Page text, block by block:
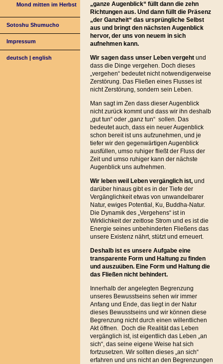
Mond mitten im Herbst
Sotoshu Shumucho
Impressum
deutsch |english
„ganze Augenblick“ füllt dann die zehn
Richtungen aus. Und dann füllt die Präsenz
„der Ganzheit“ das ursprüngliche Selbst
aus und bringt den nächsten Augenblick
hervor, der uns von neuem in sich
aufnehmen kann.
Wir sagen dass unser Leben vergehtund
dass die Dinge vergehen. Doch dieses
„vergehen“ bedeutet nicht notwendigerweise
Zerstörung. Das Fließen eines Flusses ist
nicht Zerstörung, sondern sein Leben.
Man sagt im Zen dass dieser Augenblick
nicht zurück kommt und dass wir ihn deshalb
„gut tun“ oder „ganz tun“ sollen. Das
bedeutet auch, dass ein neuer Augenblick
schon bereit ist uns aufzunehmen, und je
tiefer wir den gegenwärtigen Augenblick
ausfüllen, umso ruhiger fließt der Fluss der
Zeit und umso ruhiger kann der nächste
Augenblick uns aufnehmen.
Wir leben weil Leben vergänglich ist, und
darüber hinaus gibt es in der Tiefe der
Vergänglichkeit etwas von unwandelbarer
Natur, ewiges Potential, Ku, Buddha-Natur.
Die Dynamik des „Vergehens“ ist in
Wirklichkeit der zeitlose Strom und es ist die
Energie seines unbehinderten Fließens das
unsere Existenz nährt, stützt und erneuert.
Deshalb ist es unsere Aufgabe eine
transparente Form und Haltung zu finden
und auszuüben. Eine Form und Haltung die
das Fließen nicht behindert.
Innerhalb der angelegten Begrenzung
unseres Bewusstseins sehen wir immer
Anfang und Ende, das liegt in der Natur
dieses Bewusstseins und wir können diese
Begrenzung nicht durch einen willentlichen
Akt öffnen. Doch die Realität das Leben
vergänglich ist, ist eigentlich das Leben „an
sich“, das seine eigene Weise hat sich
fortzusetzen. Wir sollten dieses „an sich“
erfahren und uns nicht an den Begrenzungen